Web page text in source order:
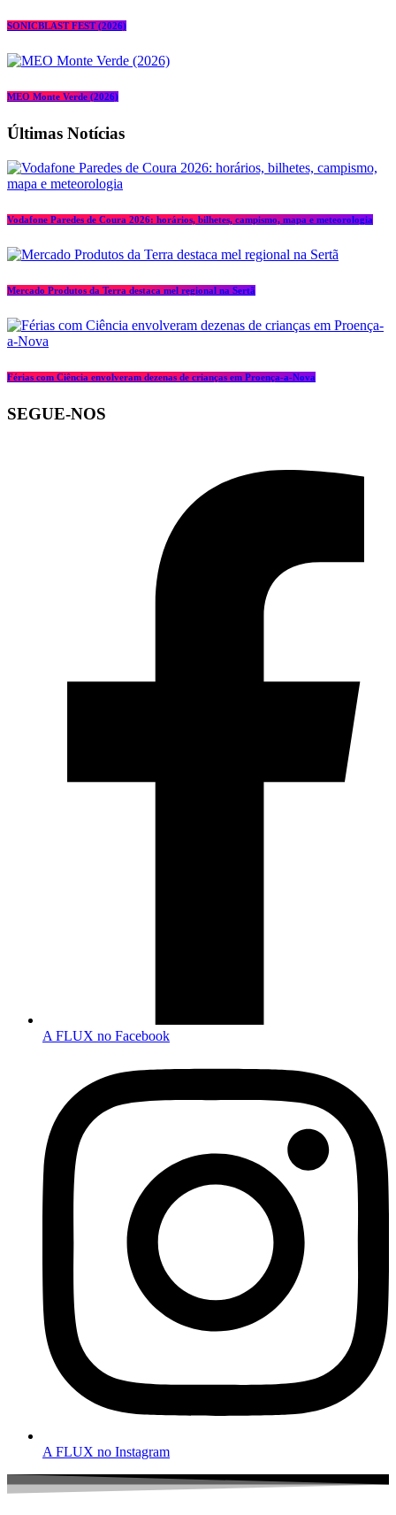
SONICBLAST FEST (2026)
MEO Monte Verde (2026)
Últimas Notícias
Vodafone Paredes de Coura 2026: horários, bilhetes, campismo, mapa e meteorologia
Mercado Produtos da Terra destaca mel regional na Sertã
Férias com Ciência envolveram dezenas de crianças em Proença-a-Nova
SEGUE-NOS
A FLUX no Facebook
A FLUX no Instagram